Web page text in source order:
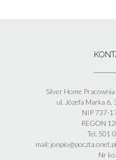
Silver Home
ul. Józefa Marka 6,
NIP 737-
REGON
Tel. 501
mail:
Nr